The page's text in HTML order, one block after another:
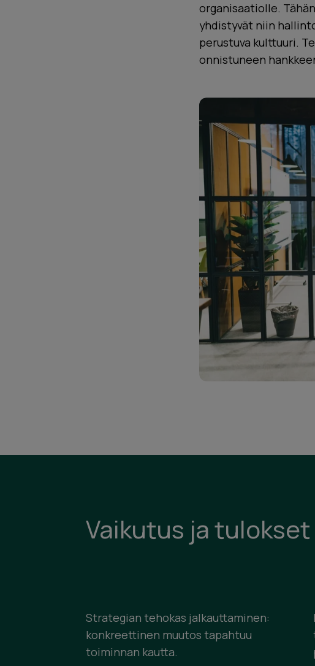
organisaatiolle.
yhdistyvät niin
perustuva kulttuuri.
onnistuneen
Vaikutus ja tulokset
Strategian tehokas jalkauttaminen:
konkreettinen muutos tapahtuu
toiminnan kautta.